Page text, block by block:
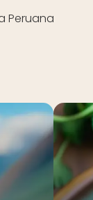
Peruana